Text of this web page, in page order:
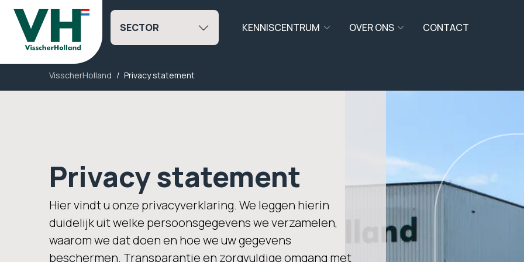
SECTOR KENNISCENTRUM OVER ONS CONTACT
VisscherHolland Privacy statement
Privacy statement
Hier vindt u onze privacyverklaring. We leggen hierin
duidelijk uit welke persoonsgegevens we verzamelen,
waarom we dat doen en hoe we uw gegevens
beschermen. Transparantie en zorgvuldige omgang met